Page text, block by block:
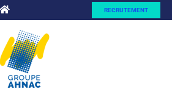
RECRUTEMENT